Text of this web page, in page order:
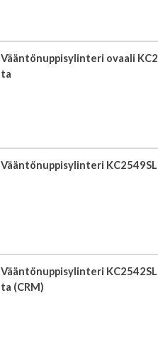
Vääntönuppisylinteri ovaali
ta
Vääntönuppisylinteri KC2549SL,
Vääntönuppisylinteri
ta (CRM)